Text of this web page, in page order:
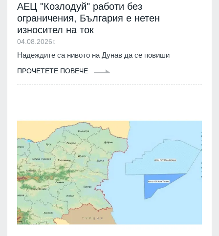
АЕЦ "Козлодуй" работи без
ограничения, България е нетен
износител на ток
04.08.2026г.
Надеждите са нивото на Дунав да се повиши
ПРОЧЕТЕТЕ ПОВЕЧЕ